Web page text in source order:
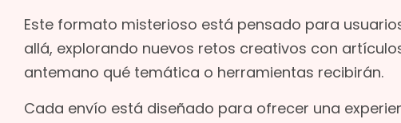
Este formato misterioso está pensado para
allá, explorando nuevos retos creativos con
antemano qué temática o herramientas recibirán.
Cada envío está diseñado para ofrecer una